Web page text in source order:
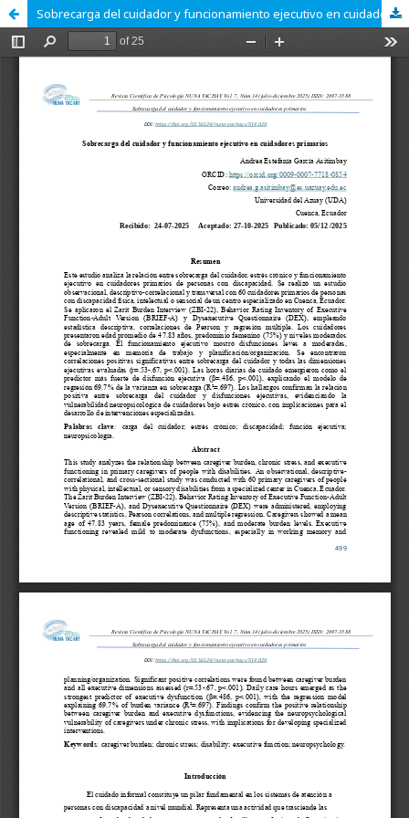
Sobrecarga del cuidador y funcionamiento ejecutivo en cuidadores primarios